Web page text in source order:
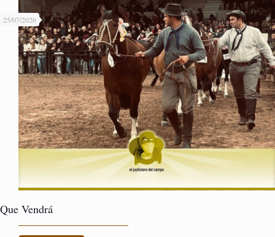
25/07/2026
Que Vendrá